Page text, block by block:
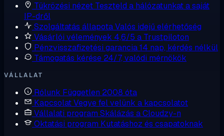
Tükrözési nézet Teszteld a hálózatunkat a saját
IP-dről
Szolgáltatás állapotaValós idejű elérhetőség
Vásárlói vélemények 4,6/5 a Trustpiloton
Pénzvisszafizetési garancia14 nap, kérdés nélkül
Támogatás kérése 24/7, valódi mérnökök
VÁLLALAT
Rólunk Független 2008 óta
KapcsolatVegye fel velünk a kapcsolatot
Vállalati program Skálázás a Cloudzy-n
Oktatási program Kutatáshoz és csapatoknak